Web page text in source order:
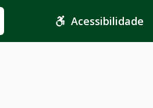
Acessibilidade